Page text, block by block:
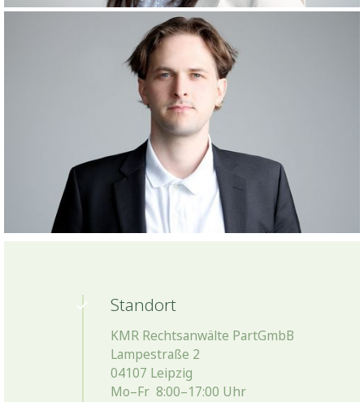
Standort
KMR Rechtsanwälte PartGmbB
Lampestraße 2
04107 Leipzig
Mo–Fr 8:00–17:00 Uhr